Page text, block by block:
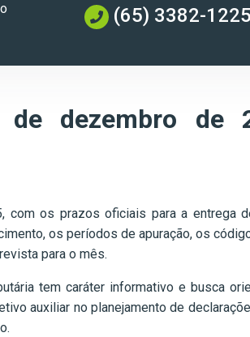
(65) 3382-1225
dezembro de
com os prazos oficiais para a entrega
os períodos de apuração, os
para o mês.
tem caráter informativo e busca
auxiliar no planejamento de